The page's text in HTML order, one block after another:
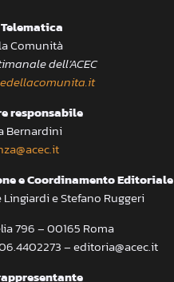
Comunità
dell’ACEC
responsabile
Bernardini
e Coordinamento Editoriale
e Stefano Ruggeri
796 – 00165 Roma
– editoria@acec.it